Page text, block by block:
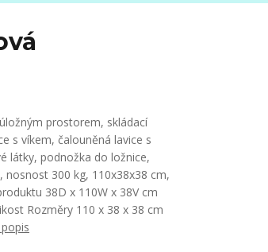
prostorem, skládací
s víkem, čalouněná lavice s
látky, podnožka do ložnice,
nosnost 300 kg, 110x38x38 cm,
38D x 110W x 38V cm
Rozměry 110 x 38 x 38 cm